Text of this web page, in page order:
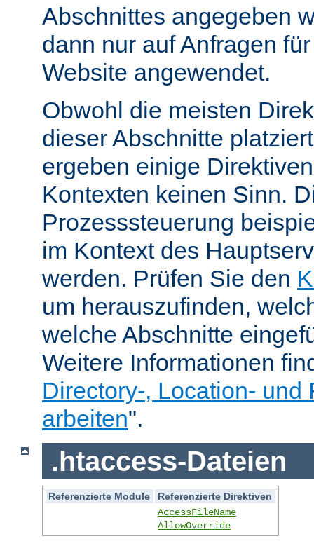
Abschnittes angegeben
dann nur auf Anfragen
Website angewendet.
Obwohl die meisten
dieser Abschnitte
ergeben einige
Kontexten keinen Sinn.
Prozesssteuerung
im Kontext des
werden. Prüfen Sie den
um herauszufinden,
welche Abschnitte
Weitere Informationen
Directory-, Location- und
arbeiten".
.htaccess-Dateien
Referenzierte Module
Referenzierte Direktiven
AccessFileName
AllowOverride